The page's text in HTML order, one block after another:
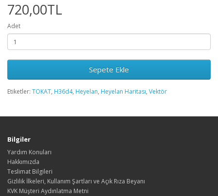
720,00TL
Adet
Sepete Ekle
Etiketler: TOKAT, H36d4, Heyelan, Heyelan Haritası, Vektör
Bilgiler
Yardım Konuları
Hakkımızda
Teslimat Bilgileri
Gizlilik İlkeleri, Kullanım Şartları ve Açık Rıza Beyanı
KVK Müşteri Aydınlatma Metni